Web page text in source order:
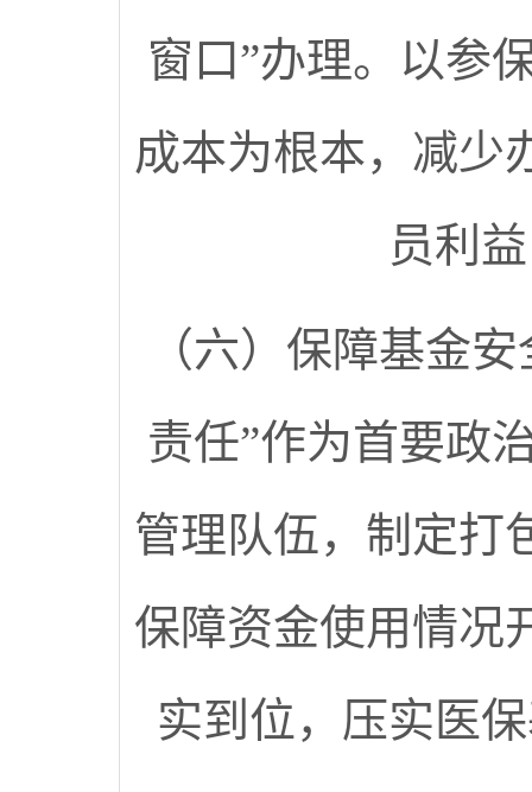
窗口”办理。以参
成本为根本，减少
员利
（六）保障基金
责任”作为首要政
管理队伍，制定打
保障资金使用情况
实到位，压实医